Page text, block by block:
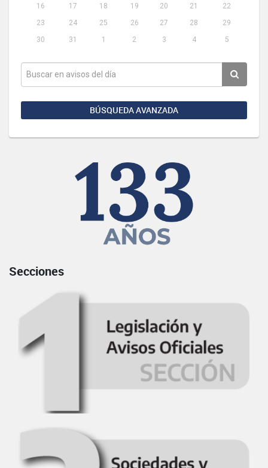
16
17 18 19 20 21
22
23
24 25 26 27 28
29
30
31 1 2 3 4 5
BÚSQUEDA AVANZADA
Secciones